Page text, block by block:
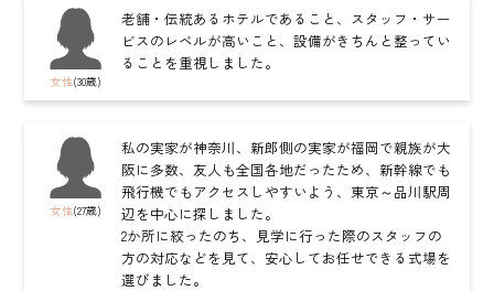
女性(30歳)
老舗・伝統あるホテルであること、スタッフ・サー
ビスのレベルが高いこと、設備がきちんと整ってい
ることを重視しました。
女性(27歳)
私の実家が神奈川、新郎側の実家が福岡で親族が大
阪に多数、友人も全国各地だったため、新幹線でも
飛行機でもアクセスしやすいよう、東京～品川駅周
辺を中心に探しました。
2か所に絞ったのち、見学に行った際のスタッフの
方の対応などを見て、安心してお任せできる式場を
選びました。